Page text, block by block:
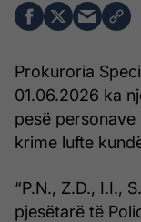
Prokuroria
01.06.2026 ka
pesë
krime lufte
“P.N., Z.D., I.I.,
pjesëtarë të